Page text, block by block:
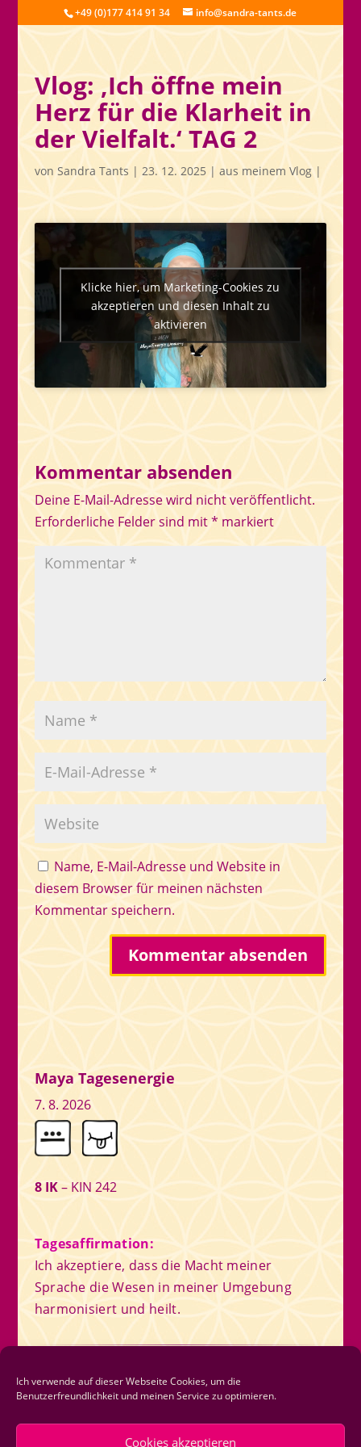
Ich verwende auf dieser Webseite Cookies, um die
Benutzerfreundlichkeit und meinen Service zu optimieren.
Cookies akzeptieren
+49 (0)177 414 91 34 info@sandra-tants.de
Vlog: ‚Ich öffne mein
Herz für die Klarheit in
der Vielfalt.‘ TAG 2
von Sandra Tants | 23. 12. 2025 | aus meinem Vlog|
Klicke hier, um Marketing-Cookies zu
akzeptieren und diesen Inhalt zu
aktivieren
Kommentar absenden
Deine E-Mail-Adresse wird nicht veröffentlicht.
Erforderliche Felder sind mit* markiert
Name, E-Mail-Adresse und Website in
diesem Browser für meinen nächsten
Kommentar speichern.
Maya Tagesenergie
7. 8. 2026
8 IK– KIN 242
Tagesaffirmation:
Ich akzeptiere, dass die Macht meiner
Sprache die Wesen in meiner Umgebung
harmonisiert und heilt.
Newsletter